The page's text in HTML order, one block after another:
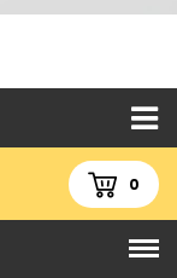
0